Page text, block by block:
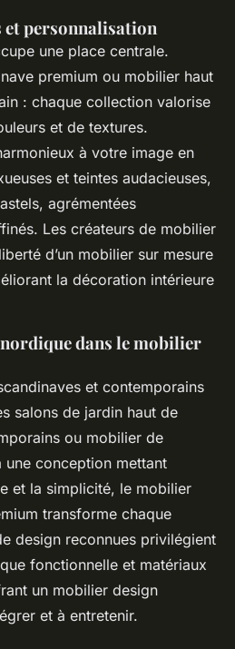
et personnalisation
une place centrale.
premium ou mobilier haut
: chaque collection valorise
et de textures.
à votre image en
et teintes audacieuses,
agrémentées
Les créateurs de mobilier
d’un mobilier sur mesure
la décoration intérieure
dans le mobilier
et contemporains
salons de jardin haut de
ou mobilier de
conception mettant
et la simplicité, le mobilier
transforme chaque
design reconnues privilégient
fonctionnelle et matériaux
un mobilier design
et à entretenir.